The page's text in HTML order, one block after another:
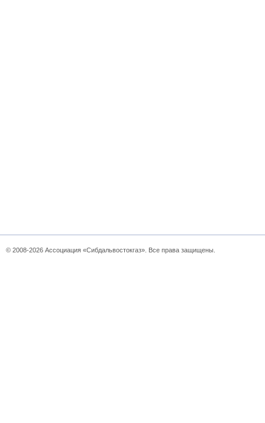
© 2008-2026 Ассоциация «Сибдальвостокгаз». Все права защищены.